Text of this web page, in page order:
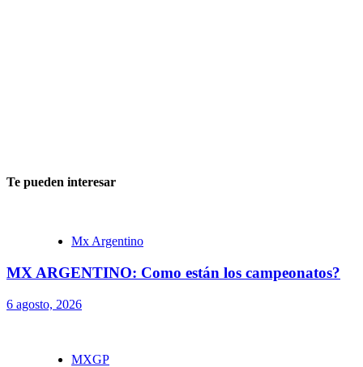
Te pueden interesar
Mx Argentino
MX ARGENTINO: Como están los campeonatos?
6 agosto, 2026
MXGP